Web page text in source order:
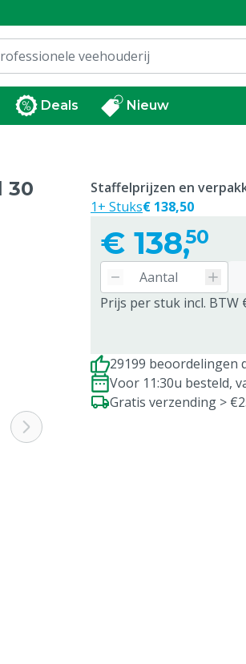
Deals Nieuw
30
€ 138,50
Prijs per stuk incl. BTW
Staffelprijzen en
1+ Stuks€ 138,50
29199 beoordelingen
Voor 11:30u besteld,
Gratis verzending >